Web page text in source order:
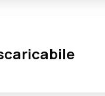
Corte dei Conti, già